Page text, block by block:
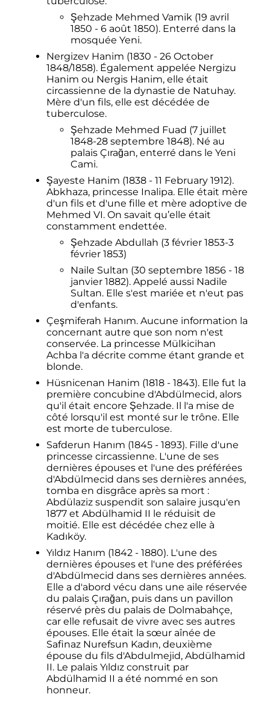
Şehzade Mehmed Vamik (19 avril
1850 - 6 août 1850). Enterré dans la
mosquée Yeni.
Nergizev Hanim (1830 - 26 October
1848/1858). Également appelée Nergizu
Hanim ou Nergis Hanim, elle était
circassienne de la dynastie de Natuhay.
Mère d'un fils, elle est décédée de
tuberculose.
Şehzade Mehmed Fuad (7 juillet
1848-28 septembre 1848). Né au
palais Çırağan, enterré dans le Yeni
Cami.
Şayeste Hanim (1838 - 11 February 1912).
Abkhaza, princesse Inalipa. Elle était mère
d'un fils et d'une fille et mère adoptive de
Mehmed VI. On savait qu’elle était
constamment endettée.
Şehzade Abdullah (3 février 1853-3
février 1853)
Naile Sultan (30 septembre 1856 - 18
janvier 1882). Appelé aussi Nadile
Sultan. Elle s'est mariée et n'eut pas
d'enfants.
Çeşmiferah Hanım. Aucune information la
concernant autre que son nom n'est
conservée. La princesse Mülkicihan
Achba l'a décrite comme étant grande et
blonde.
Hüsnicenan Hanim (1818 - 1843). Elle fut la
première concubine d'Abdülmecid, alors
qu'il était encore Şehzade. Il l'a mise de
côté lorsqu'il est monté sur le trône. Elle
est morte de tuberculose.
Safderun Hanım (1845 - 1893). Fille d'une
princesse circassienne. L'une de ses
dernières épouses et l'une des préférées
d'Abdülmecid dans ses dernières années,
tomba en disgrâce après sa mort :
Abdülaziz suspendit son salaire jusqu'en
1877 et Abdülhamid II le réduisit de
moitié. Elle est décédée chez elle à
Kadıköy.
Yıldız Hanım (1842 - 1880). L'une des
dernières épouses et l'une des préférées
d'Abdülmecid dans ses dernières années.
Elle a d'abord vécu dans une aile réservée
du palais Çırağan, puis dans un pavillon
réservé près du palais de Dolmabahçe,
car elle refusait de vivre avec ses autres
épouses. Elle était la sœur aînée de
Safinaz Nurefsun Kadın, deuxième
épouse du fils d'Abdulmejid, Abdülhamid
II. Le palais Yıldız construit par
Abdülhamid II a été nommé en son
honneur.